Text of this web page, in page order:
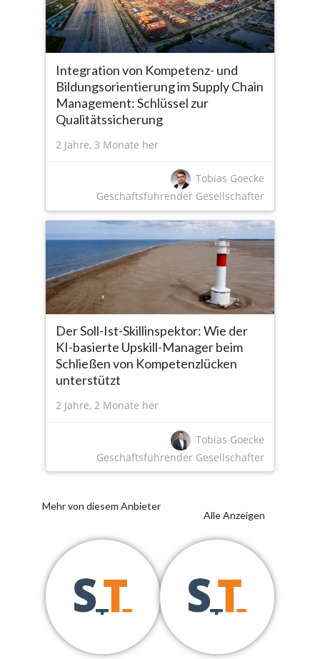
Integration von Kompetenz- und
Bildungsorientierung im Supply Chain
Management: Schlüssel zur
Qualitätssicherung
2 Jahre, 3 Monate her
Tobias Goecke
Geschäftsführender Gesellschafter
Der Soll-Ist-Skillinspektor: Wie der
KI-basierte Upskill-Manager beim
Schließen von Kompetenzlücken
unterstützt
2 Jahre, 2 Monate her
Tobias Goecke
Geschäftsführender Gesellschafter
Mehr von diesem Anbieter
Alle Anzeigen